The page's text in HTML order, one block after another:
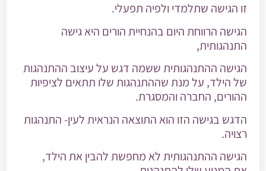
זו הגישה שתלמדי ולפיה תפעלי.
הגישה הרווחת היום בהנחיית הורים היא גישה
התנהגותית,
הגישה ההתנהגותית ששמה דגש על עיצוב ההתנהגות
של הילד, על מנת שההתנהגות שלו תתאים לציפיות
ההורים, החברה והמסגרת.
הדגש בגישה הזו הוא התוצאה הנראית לעין- התנהגות
רצויה.
הגישה ההתנהגותית לא מחפשת להבין את הילד,